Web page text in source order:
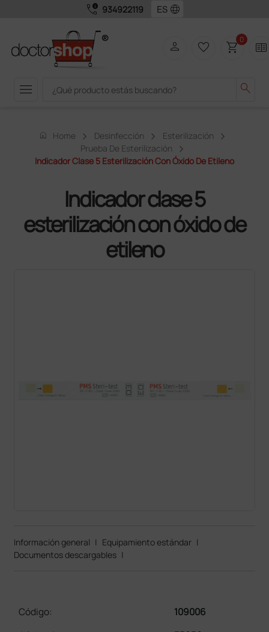
call_quality 934922119 language
menu search
person favorite_border shopping_cart0 two_pager
home Home Desinfección
Esterilización
Prueba De Esterilización
Indicador Clase 5 Esterilización Con Óxido De Etileno
Indicador clase 5
esterilización con óxido de
etileno
Información general | Equipamiento estándar |
Documentos descargables |
Código:
109006